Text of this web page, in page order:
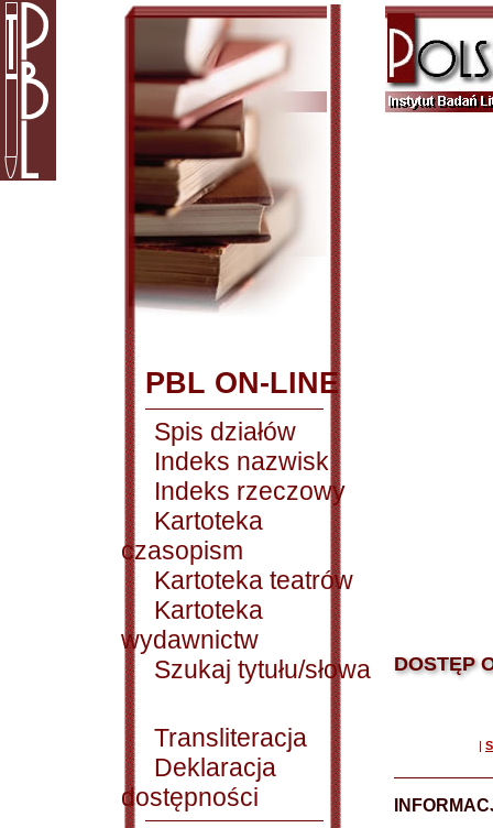
PBL ON-LINE
Spis działów
Indeks nazwisk
Indeks rzeczowy
Kartoteka
czasopism
Kartoteka teatrów
Kartoteka
wydawnictw
Szukaj tytułu/słowa
Transliteracja
Deklaracja
dostępności
DOSTĘP
|